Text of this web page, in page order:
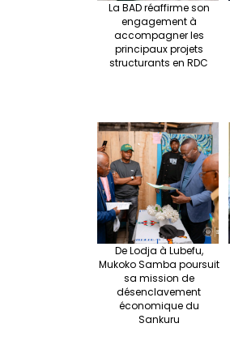
La BAD réaffirme son
engagement à
accompagner les
principaux projets
structurants en RDC
De Lodja à Lubefu,
Mukoko Samba poursuit
sa mission de
désenclavement
économique du
Sankuru